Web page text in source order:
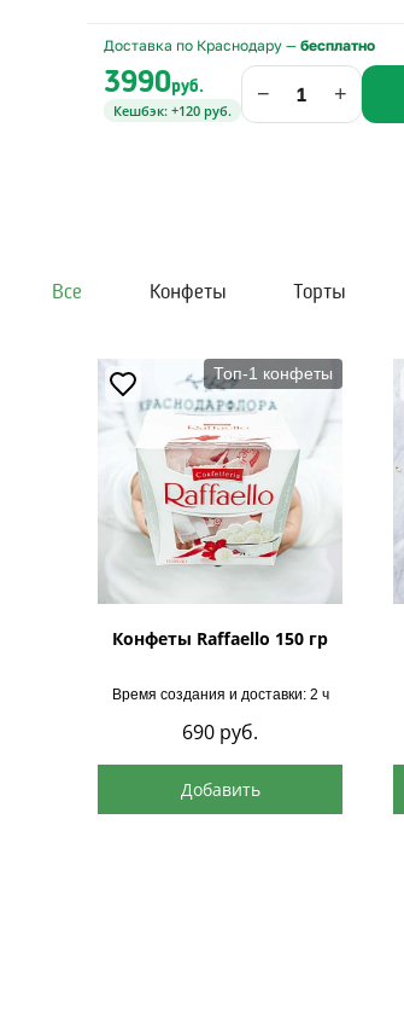
Доставка по Краснодару — бесплатно
3990руб.
Кешбэк: +120 руб.
− +
Все Конфеты Торты
Топ-1 конфеты
Конфеты Raffaello 150 гр
Время создания и доставки: 2 ч
690 руб.
Добавить